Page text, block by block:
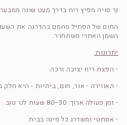
נר סויה מפיץ ריח בדרך מעט שונה
החום של הפתיל מחמם בהדרגה את
השמן האתרי משתחרר.
יתרונות:
- הפצת ריח יציבה ורכה.
- האווירה - אור, חום, ביתיות - היא חלק
- זמן פעולה ארוך: 30–80 שעות לנר טוב.
- אסתטי ומשדרג כל פינה בבית.